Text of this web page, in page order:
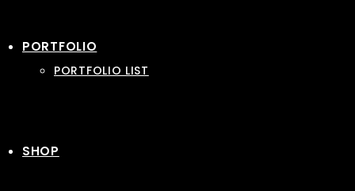
PORTFOLIO
PORTFOLIO LIST
SHOP